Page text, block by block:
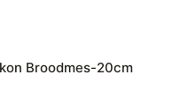
Broodmes-20cm